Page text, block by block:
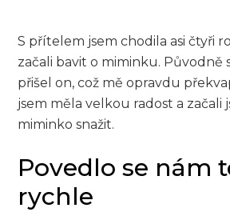
S přítelem jsem chodila asi čtyři
začali bavit o miminku. Původně
přišel on, což mě opravdu
jsem měla velkou radost a začali
miminko snažit.
Povedlo se nám
rychle